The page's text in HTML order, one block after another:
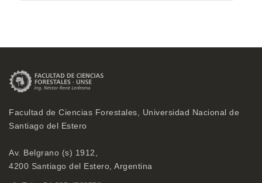
Facultad de Ciencias Forestales, Universidad Nacional de
Santiago del Estero
Av. Belgrano (s) 1912,
4200 Santiago del Estero, Argentina